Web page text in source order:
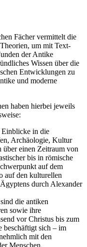
Fächer vermittelt die
um mit Text-
der Antike
Wissen über die
Entwicklungen zu
und moderne
haben hierbei jeweils
Einblicke in die
Archäologie, Kultur
über einen Zeitraum von
bis in römische
auf dem
auf den kulturellen
durch Alexander
sind die antiken
sowie ihre
vor Christus bis zum
beschäftigt sich – im
mit den
Menschen.